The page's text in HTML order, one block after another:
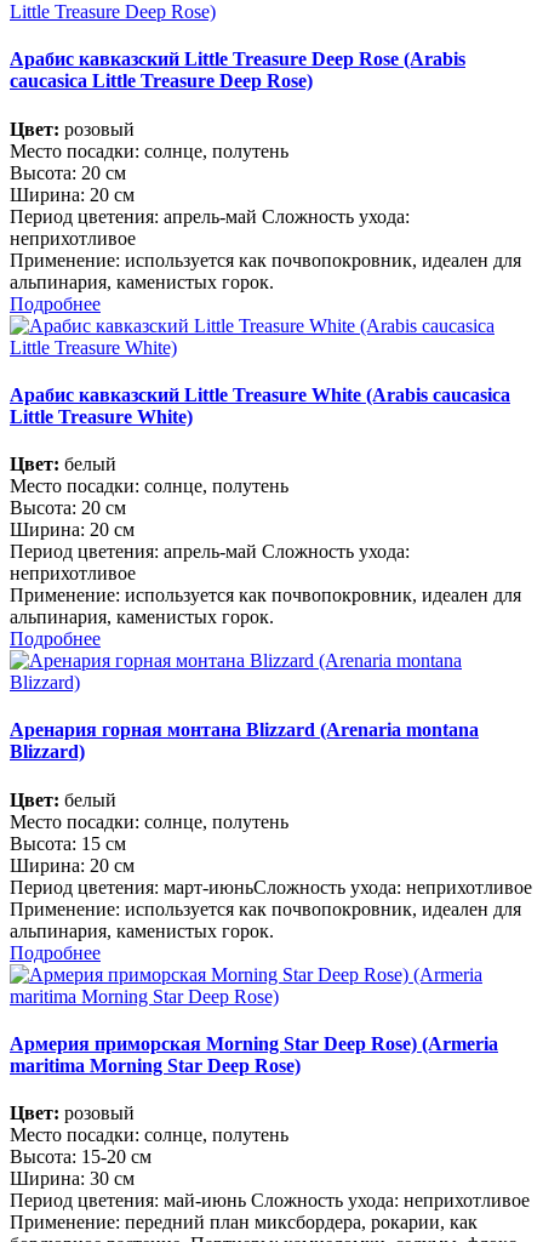
Арабис кавказский Little Treasure Deep Rose (Arabis
caucasica Little Treasure Deep Rose)
Цвет: розовый
Место посадки: солнце, полутень
Высота: 20 см
Ширина: 20 см
Период цветения: апрель-май Сложность ухода:
неприхотливое
Применение: используется как почвопокровник, идеален для
альпинария, каменистых горок.
Подробнее
Арабис кавказский Little Treasure White (Arabis caucasica
Little Treasure White)
Цвет: белый
Место посадки: солнце, полутень
Высота: 20 см
Ширина: 20 см
Период цветения: апрель-май Сложность ухода:
неприхотливое
Применение: используется как почвопокровник, идеален для
альпинария, каменистых горок.
Подробнее
Аренария горная монтана Blizzard (Arenaria montana
Blizzard)
Цвет: белый
Место посадки: солнце, полутень
Высота: 15 см
Ширина: 20 см
Период цветения: март-июньСложность ухода: неприхотливое
Применение: используется как почвопокровник, идеален для
альпинария, каменистых горок.
Подробнее
Армерия приморская Morning Star Deep Rose) (Armeria
maritima Morning Star Deep Rose)
Цвет: розовый
Место посадки: солнце, полутень
Высота: 15-20 см
Ширина: 30 см
Период цветения: май-июнь Сложность ухода: неприхотливое
Применение: передний план миксбордера, рокарии, как